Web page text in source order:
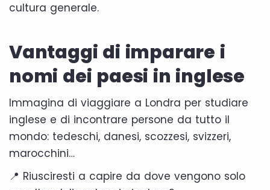
cultura generale.
Vantaggi di imparare i
nomi dei paesi in inglese
Immagina di viaggiare a Londra per studiare
inglese e di incontrare persone da tutto il
mondo: tedeschi, danesi, scozzesi, svizzeri,
marocchini…
📍 Riusciresti a capire da dove vengono solo